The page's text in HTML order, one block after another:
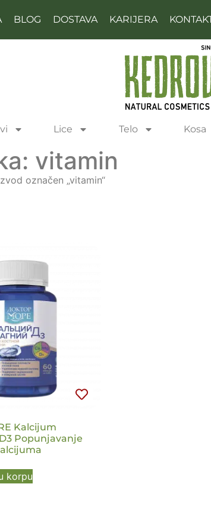
BLOG DOSTAVA KARIJERA
Lice Telo Kosa
vitamin
označen „vitamin“
Kalcijum
Popunjavanje
korpu